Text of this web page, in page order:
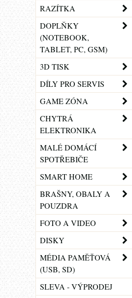
RAZÍTKA
DOPLŇKY
(NOTEBOOK,
TABLET, PC, GSM)
3D TISK
DÍLY PRO SERVIS
GAME ZÓNA
CHYTRÁ
ELEKTRONIKA
MALÉ DOMÁCÍ
SPOTŘEBIČE
SMART HOME
BRAŠNY, OBALY A
POUZDRA
FOTO A VIDEO
DISKY
MÉDIA PAMĚŤOVÁ
(USB, SD)
SLEVA - VÝPRODEJ